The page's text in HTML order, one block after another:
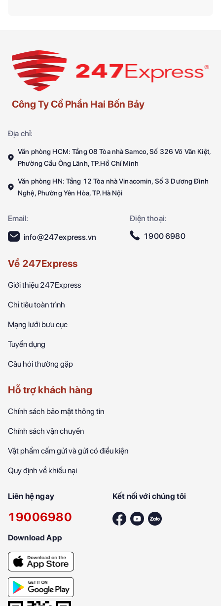
Công Ty Cổ Phần Hai Bốn Bảy
Địa chỉ:
Văn phòng HCM: Tầng 08 Tòa nhà Samco, Số 326 Võ Văn Kiệt,
Phường Cầu Ông Lãnh, TP.Hồ Chí Minh
Văn phòng HN: Tầng 12 Tòa nhà Vinacomin, Số 3 Dương Đình
Nghệ, Phường Yên Hòa, TP.Hà Nội
Email:
Điện thoại:
info@247express.vn
1900 6980
Về 247Express
Giới thiệu 247Express
Chỉ tiêu toàn trình
Mạng lưới bưu cục
Tuyển dụng
Câu hỏi thường gặp
Hỗ trợ khách hàng
Chính sách bảo mật thông tin
Chính sách vận chuyển
Vật phẩm cấm gửi và gửi có điều kiện
Quy định về khiếu nại
Liên hệ ngay
19006980
Kết nối với chúng tôi
Download App